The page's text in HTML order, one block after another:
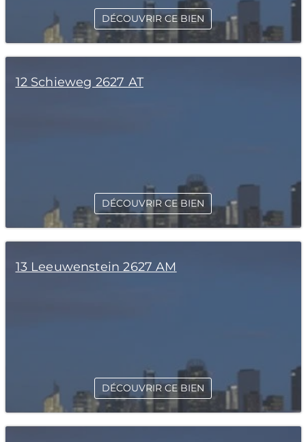
DÉCOUVRIR CE BIEN
12 Schieweg 2627 AT
DÉCOUVRIR CE BIEN
13 Leeuwenstein 2627 AM
DÉCOUVRIR CE BIEN